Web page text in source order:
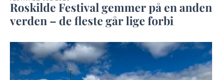
Roskilde Festival gemmer på en anden
verden – de fleste går lige forbi